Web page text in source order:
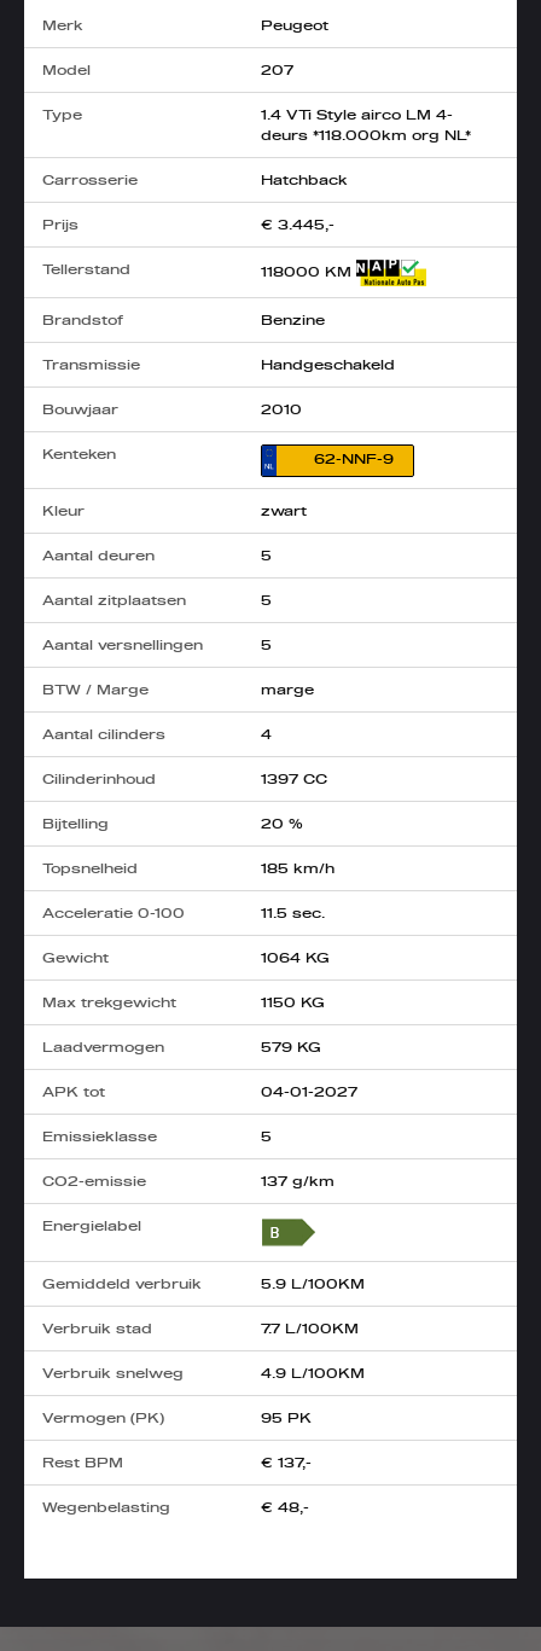
Merk Peugeot
Model 207
Type
1.4 VTi Style airco LM 4-
deurs *118.000km org NL*
Carrosserie Hatchback
Prijs € 3.445,-
Tellerstand 118000 KM
Brandstof Benzine
Transmissie Handgeschakeld
Bouwjaar 2010
Kenteken 62-NNF-9
Kleur zwart
Aantal deuren 5
Aantal zitplaatsen 5
Aantal versnellingen 5
BTW / Marge marge
Aantal cilinders 4
Cilinderinhoud 1397 CC
Bijtelling 20 %
Topsnelheid 185 km/h
Acceleratie 0-100 11.5 sec.
Gewicht 1064 KG
Max trekgewicht 1150 KG
Laadvermogen 579 KG
APK tot 04-01-2027
Emissieklasse 5
CO2-emissie 137 g/km
Energielabel
Gemiddeld verbruik 5.9 L/100KM
Verbruik stad 7.7 L/100KM
Verbruik snelweg 4.9 L/100KM
Vermogen (PK) 95 PK
Rest BPM € 137,-
Wegenbelasting € 48,-